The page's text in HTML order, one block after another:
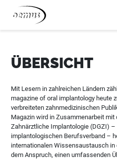
Zum Inhalt springen
ÜBERSICHT
Mit Lesern in zahlreichen Ländern
magazine of oral implantology heute
verbreiteten zahnmedizinischen
Magazin wird in Zusammenarbeit
Zahnärztliche Implantologie (DGZI)
implantologischen Berufsverband –
internationalen Wissensaustausch
dem Anspruch, einen umfassenden